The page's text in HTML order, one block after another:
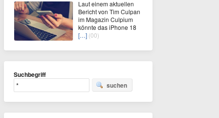
Laut einem aktuellen
Bericht von Tim Culpan
im Magazin Culpium
könnte das iPhone 18
[…] (00)
Suchbegriff
suchen